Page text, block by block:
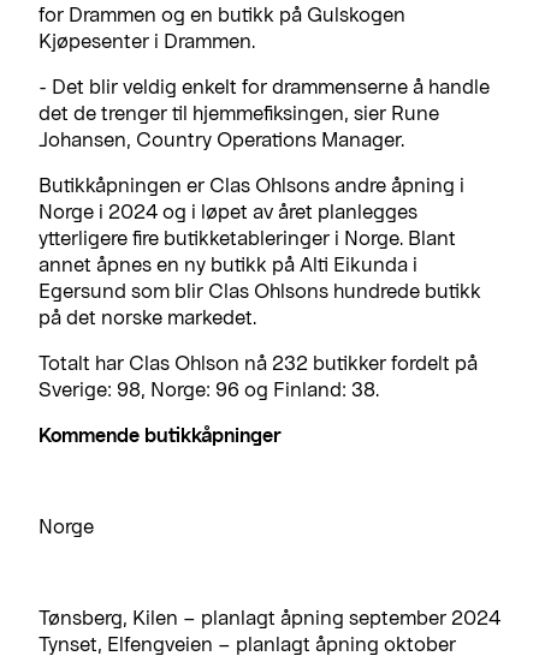
for Drammen og en butikk på Gulskogen
Kjøpesenter i Drammen.
- Det blir veldig enkelt for drammenserne å handle
det de trenger til hjemmefiksingen, sier Rune
Johansen, Country Operations Manager.
Butikkåpningen er Clas Ohlsons andre åpning i
Norge i 2024 og i løpet av året planlegges
ytterligere fire butikketableringer i Norge. Blant
annet åpnes en ny butikk på Alti Eikunda i
Egersund som blir Clas Ohlsons hundrede butikk
på det norske markedet.
Totalt har Clas Ohlson nå 232 butikker fordelt på
Sverige: 98, Norge: 96 og Finland: 38.
Kommende butikkåpninger
Norge
Tønsberg, Kilen – planlagt åpning september 2024
Tynset, Elfengveien – planlagt åpning oktober